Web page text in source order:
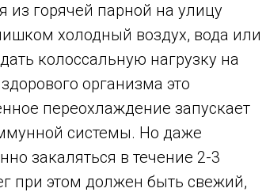
из горячей парной на улицу
холодный воздух, вода или
колоссальную нагрузку на
организма это
переохлаждение запускает
системы. Но даже
закаляться в течение 2-3
при этом должен быть свежий,